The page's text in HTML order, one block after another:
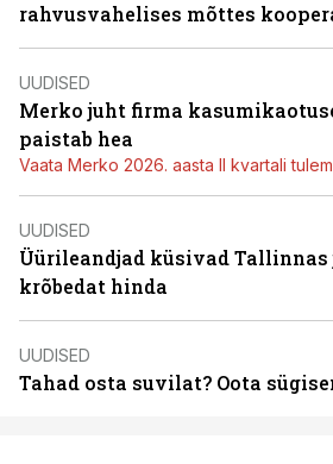
rahvusvahelises mõttes
UUDISED
Merko juht firma
paistab hea
Vaata Merko 2026. aasta II kvartali
UUDISED
Üürileandjad küsivad
krõbedat hinda
UUDISED
Tahad osta suvilat? Oota